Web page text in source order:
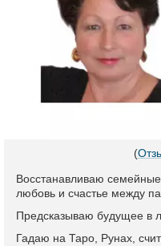
(
Восстанавливаю
любовь и счастье между
Предсказываю будущее в
Гадаю на Таро, Рунах,